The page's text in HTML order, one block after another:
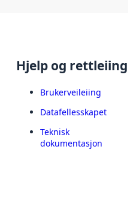
Hjelp og rettleiing
Brukerveileiing
Datafellesskapet
Teknisk
dokumentasjon